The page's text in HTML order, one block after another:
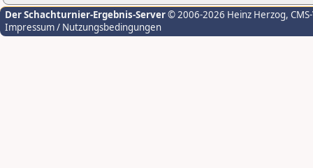
Der Schachturnier-Ergebnis-Server© 2006-2026 Heinz Herzog,
Impressum / Nutzungsbedingungen